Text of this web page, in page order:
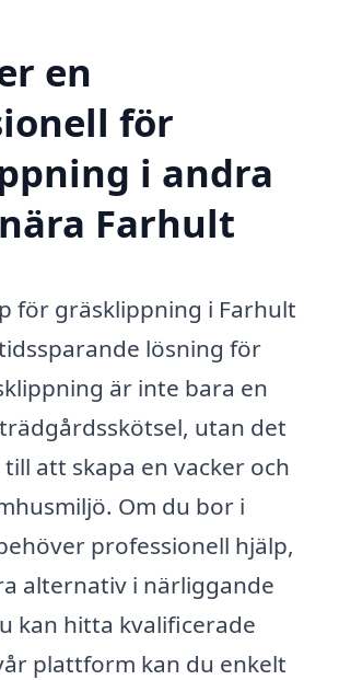
en
för
i andra
Farhult
för gräsklippning i Farhult
lösning för
är inte bara en
utan det
att skapa en vacker och
Om du bor i
professionell hjälp,
alternativ i närliggande
kan hitta kvalificerade
plattform kan du enkelt